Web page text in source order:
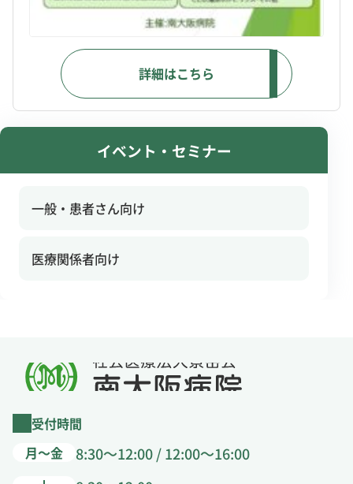
イベント・セミナー
一般・患者さん向け
医療関係者向け
詳細はこちら
受付時間
月～金
8:30～12:00 / 12:00～16:00